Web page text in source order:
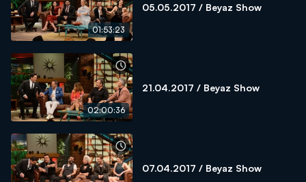
01:53:23
05.05.2017 / Beyaz Show
02:00:36
21.04.2017 / Beyaz Show
07.04.2017 / Beyaz Show